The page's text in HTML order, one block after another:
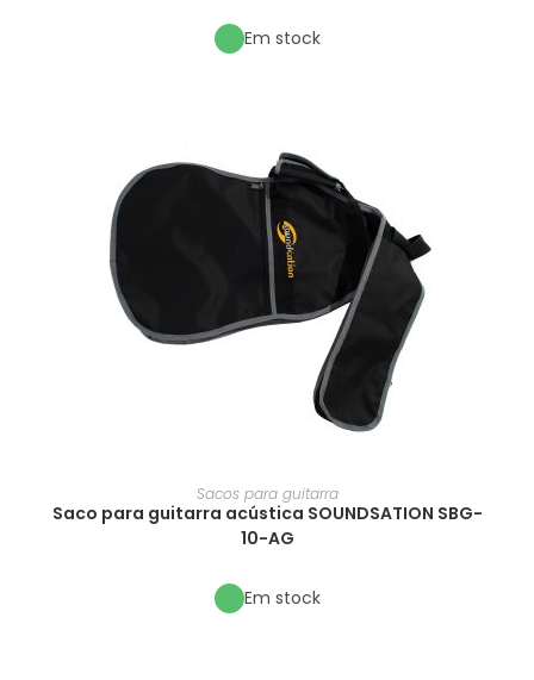
Em stock
Sacos para guitarra
Saco para guitarra acústica SOUNDSATION SBG-
10-AG
Em stock